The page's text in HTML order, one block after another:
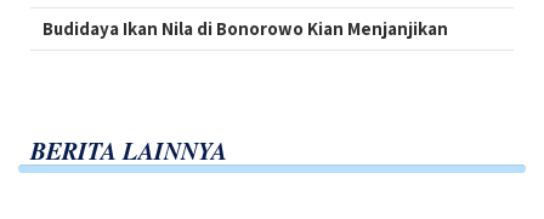
Budidaya Ikan Nila di Bonorowo Kian Menjanjikan
BERITA LAINNYA